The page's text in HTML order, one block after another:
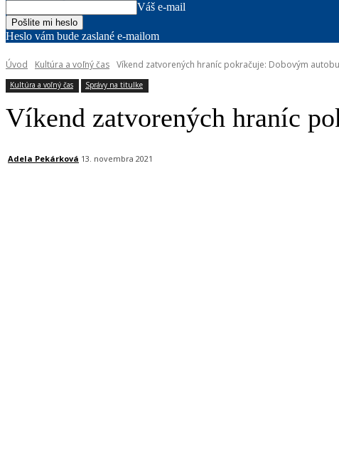
Váš e-mail
Heslo vám bude zaslané e-mailom
Úvod Kultúra a voľný čas Víkend zatvorených hraníc pokračuje: Dobovým
Kultúra a voľný čas Správy na titulke
Víkend zatvorených hraníc
Adela Pekárková 13. novembra 2021